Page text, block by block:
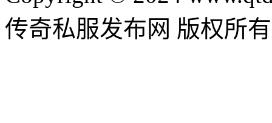
传奇私服发布网 版权所有